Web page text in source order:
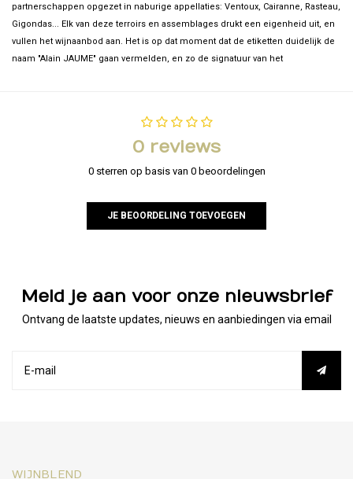
partnerschappen opgezet in naburige appellaties: Ventoux, Cairanne, Rasteau,
Gigondas... Elk van deze terroirs en assemblages drukt een eigenheid uit, en
vullen het wijnaanbod aan. Het is op dat moment dat de etiketten duidelijk de
naam "Alain JAUME" gaan vermelden, en zo de signatuur van het
0 reviews
0 sterren op basis van 0 beoordelingen
JE BEOORDELING TOEVOEGEN
Meld je aan voor onze nieuwsbrief
Ontvang de laatste updates, nieuws en aanbiedingen via email
WIJNBLEND